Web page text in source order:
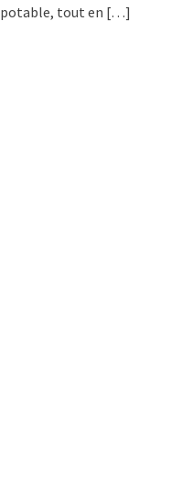
potable, tout en […]